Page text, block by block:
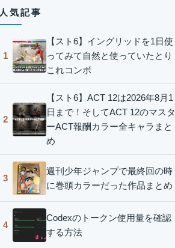
人気記事
1
【スト6】イングリッドを1日使
ってみて自然と使っていたとり
これコンボ
2
【スト6】ACT 12は2026年8月1
日まで！そしてACT 12のマスタ
ーACT報酬カラー全キャラまと
め
3
週刊少年ジャンプで最終回の時
に巻頭カラーだった作品まとめ
4
Codexのトークン使用量を確認
する方法